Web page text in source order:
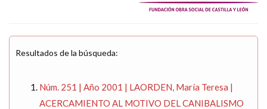
Resultados de la búsqueda:
Núm. 251 | Año 2001 | LAORDEN, María Teresa |
ACERCAMIENTO AL MOTIVO DEL CANIBALISMO